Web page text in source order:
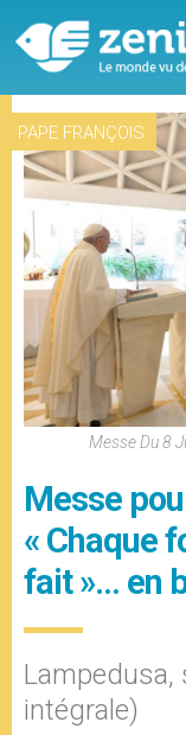
PAPE FRANÇOIS
Messe Du 8
Messe
« Chaque
fait »… en
Lampedusa,
intégrale)